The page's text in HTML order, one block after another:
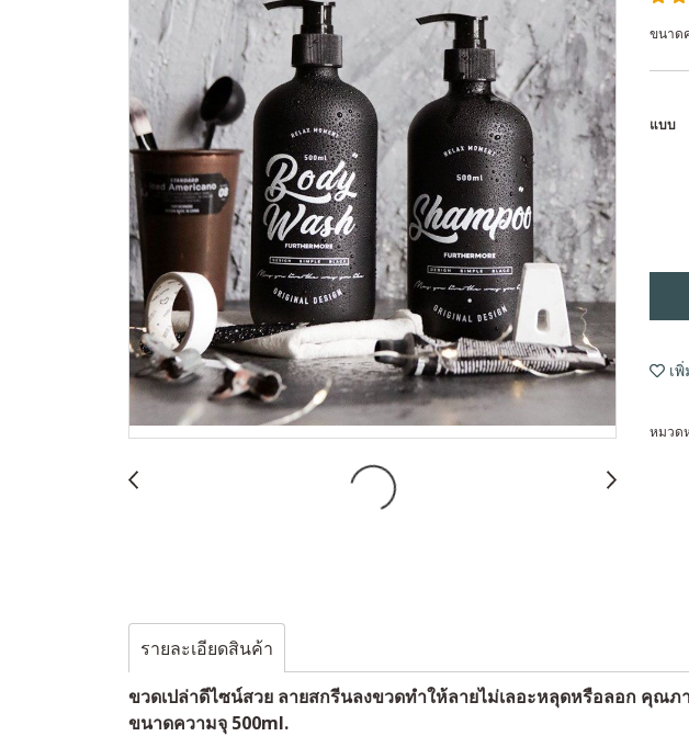
ขนาด
แบบ
เ
หมวด
รายละเอียดสินค้า
ขวดเปล่าดีไซน์สวย ลายสกรีนลงขวดทำให้ลายไม่เลอะหลุดหรือลอก คุณ
ขนาดความจุ 500ml.